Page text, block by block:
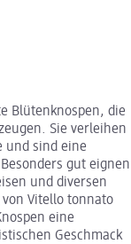
Blütenknospen, die
Sie verleihen
und sind eine
gut eignen
und diversen
Vitello tonnato
eine
Geschmack